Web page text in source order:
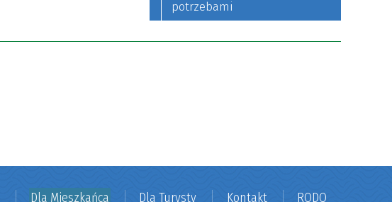
potrzebami
Dla Mieszkańca Dla Turysty Kontakt RODO